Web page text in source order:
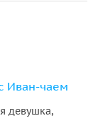
Иван-чаем
девушка,